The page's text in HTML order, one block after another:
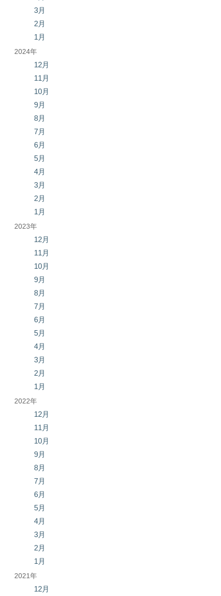
3月
2月
1月
2024年
12月
11月
10月
9月
8月
7月
6月
5月
4月
3月
2月
1月
2023年
12月
11月
10月
9月
8月
7月
6月
5月
4月
3月
2月
1月
2022年
12月
11月
10月
9月
8月
7月
6月
5月
4月
3月
2月
1月
2021年
12月